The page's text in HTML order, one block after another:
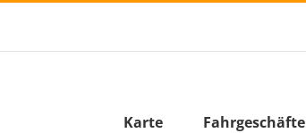
Karte Fahrgeschäfte